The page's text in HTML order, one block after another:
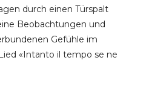
durch einen Türspalt
Beobachtungen und
Gefühle im
«Intanto il tempo se ne